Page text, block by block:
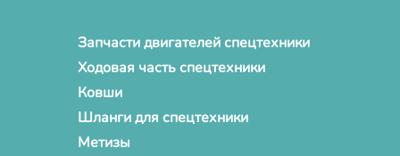
Запчасти двигателей спецтехники
Ходовая часть спецтехники
Ковши
Шланги для спецтехники
Метизы